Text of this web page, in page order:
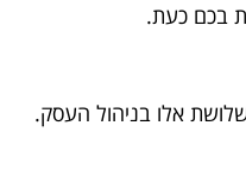
בכם כעת.
אלו בניהול העסק.